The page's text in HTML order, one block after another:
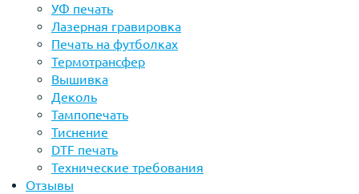
УФ печать
Лазерная гравировка
Печать на футболках
Термотрансфер
Вышивка
Деколь
Тампопечать
Тиснение
DTF печать
Технические требования
Отзывы